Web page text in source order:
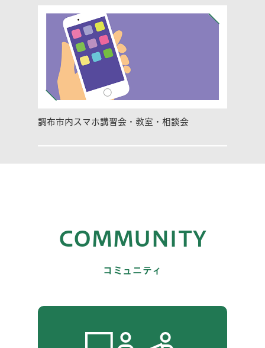
調布市内スマホ講習会・教室・相談会
COMMUNITY
コミュニティ